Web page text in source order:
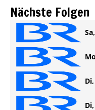
Nächste Folgen